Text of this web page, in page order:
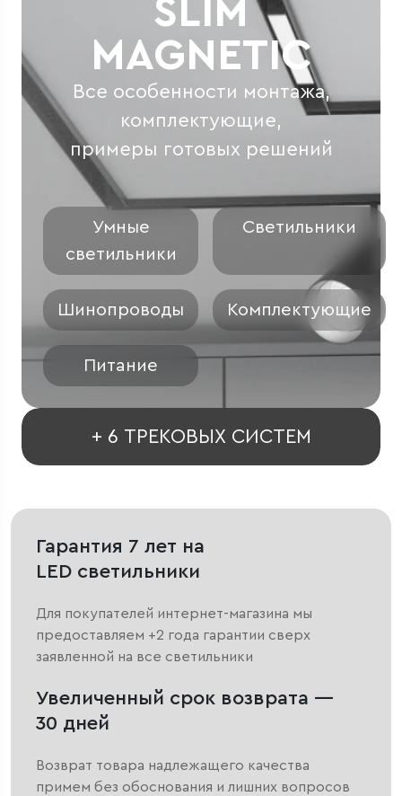
SLIM
MAGNETIC
Все особенности монтажа,
комплектующие,
примеры готовых решений
Умные
светильники
Светильники
Шинопроводы Комплектующие
Питание
+ 6 ТРЕКОВЫХ СИСТЕМ
Гарантия 7 лет на
LED светильники
Для покупателей интернет-магазина мы
предоставляем +2 года гарантии сверх
заявленной на все светильники
Увеличенный срок возврата —
30 дней
Возврат товара надлежащего качества
примем без обоснования и лишних вопросов